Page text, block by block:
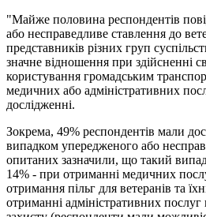
"Майже половина респондентів
або несправедливе ставлення до
представників різних груп
значне відношення при здійсненні
користування громадським
медичних або адміністративних
дослідженні.
Зокрема, 49% респондентів мали
випадком упередженого або
опитаних зазначили, що такий
14% - при отриманні медичних
отримання пільг для ветеранів та
отриманні адміністративних послуг